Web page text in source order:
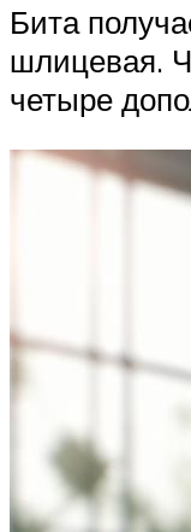
Бита
шлицевая.
четыре